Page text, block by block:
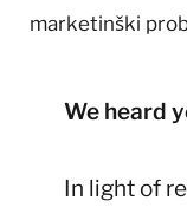
marketinški
We heard
In light of